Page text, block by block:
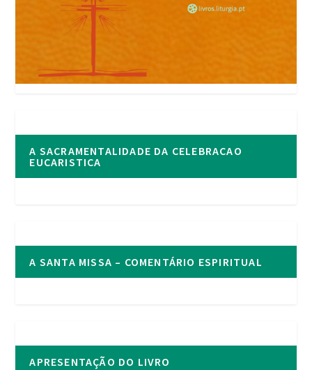
A SACRAMENTALIDADE DA CELEBRACAO
EUCARISTICA
A SANTA MISSA – COMENTÁRIO ESPIRITUAL
APRESENTAÇÃO DO LIVRO